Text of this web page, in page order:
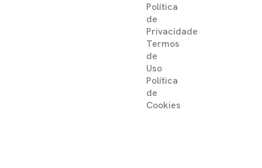
Política
de
Privacidade
Termos
de
Uso
Política
de
Cookies